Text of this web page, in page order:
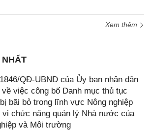
Xem thêm
QĐ-UBND của Ủy ban nhân dân
việc công bố Danh mục thủ tục
bãi bỏ trong lĩnh vực Nông nghiệp
vi chức năng quản lý Nhà nước của
và Môi trường